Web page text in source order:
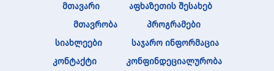
მთავარი
აფხაზეთის შესახებ
მთავრობა
პროგრამები
სიახლეები
საჯარო ინფორმაცია
კონტაქტი
კონფინდეციალურობა